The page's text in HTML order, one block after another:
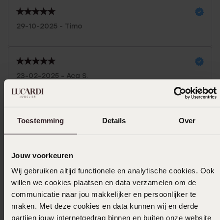
Toestemming Details Over
Jouw voorkeuren
Wij gebruiken altijd functionele en analytische cookies. Ook
willen we cookies plaatsen en data verzamelen om de
communicatie naar jou makkelijker en persoonlijker te
maken. Met deze cookies en data kunnen wij en derde
partijen jouw internetgedrag binnen en buiten onze website
29-10-2025 - Timo
23-02-2025 - Aca S.
Selecteer maat & bestel
Ook leuk voor jou